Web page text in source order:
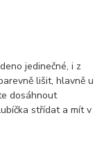
jedinečné, i z
lišit, hlavně u
dosáhnout
střídat a mít v